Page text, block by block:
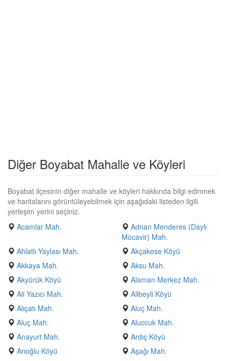
Diğer Boyabat Mahalle ve Köyleri
Boyabat ilçesinin diğer mahalle ve köyleri hakkında bilgi edinmek
ve haritalarını görüntüleyebilmek için aşağıdaki listeden ilgili
yerleşim yerini seçiniz.
Acamlar Mah.
Adnan Menderes (Daylı
Mücavir) Mah.
Ahlatlı Yaylası Mah.
Akçakese Köyü
Akkaya Mah.
Aksu Mah.
Akyürük Köyü
Alaman Merkez Mah.
Ali Yazıcı Mah.
Alibeyli Köyü
Alıçatı Mah.
Aluç Mah.
Aluç Mah.
Aluccuk Mah.
Anayurt Mah.
Ardıç Köyü
Arıoğlu Köyü
Aşağı Mah.